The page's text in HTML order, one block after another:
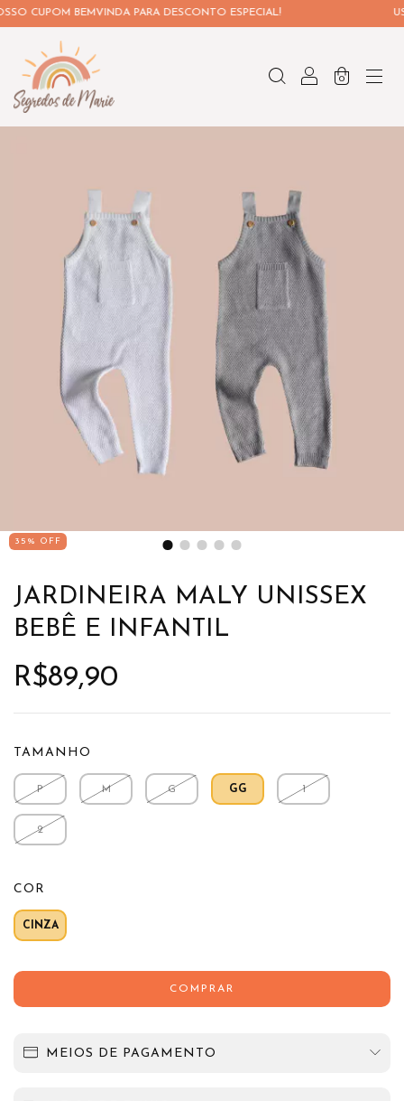
CUPOM BEMVINDA PARA DESCONTO ESPECIAL!
0
35 % OFF
JARDINEIRA MALY UNISSEX
BEBÊ E INFANTIL
R$89,90
TAMANHO
P M G GG 1
2
COR
CINZA
MEIOS DE PAGAMENTO